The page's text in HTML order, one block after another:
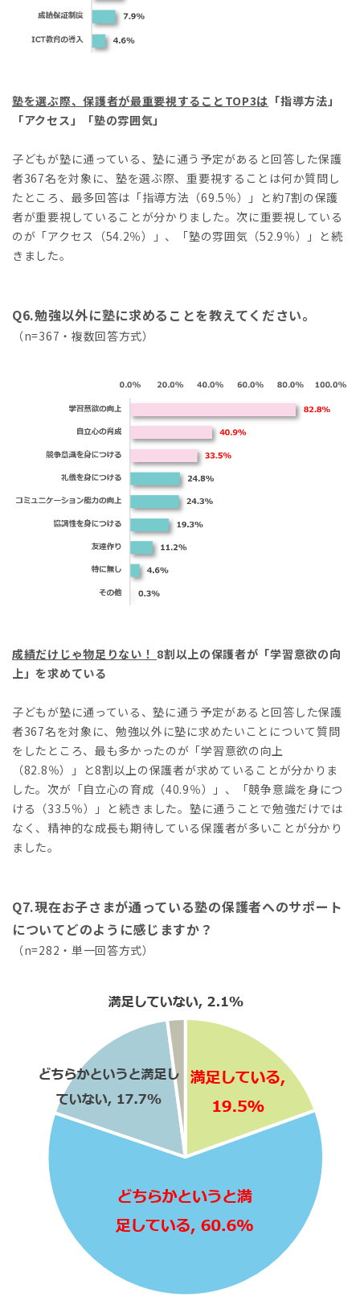
塾を選ぶ際、保護者が最重要視すること TOP3は 「指導方法」
「アクセス」「塾の雰囲気」
子どもが塾に通っている、塾に通う予定があると回答した保護
者367名を対象に、塾を選ぶ際、重要視することは何か質問し
たところ、最多回答は「指導方法（69.5％）」と約7割の保護
者が重要視していることが分かりました。次に重要視している
のが「アクセス（54.2％）」、「塾の雰囲気（52.9％）」と続
きました。
Q6.勉強以外に塾に求めることを教えてください。
（n=367・複数回答方式）
成績だけじゃ物足りない！ 8割以上の保護者が「学習意欲の向
上」を求めている
子どもが塾に通っている、塾に通う予定があると回答した保護
者367名を対象に、勉強以外に塾に求めたいことについて質問
をしたところ、最も多かったのが「学習意欲の向上
（82.8％）」と8割以上の保護者が求めていることが分かりま
した。次が「自立心の育成（40.9％）」、「競争意識を身につ
ける（33.5％）」と続きました。塾に通うことで勉強だけでは
なく、精神的な成長も期待している保護者が多いことが分かり
ました。
Q7.現在お子さまが通っている塾の保護者へのサポート
についてどのように感じますか？
（n=282・単一回答方式）